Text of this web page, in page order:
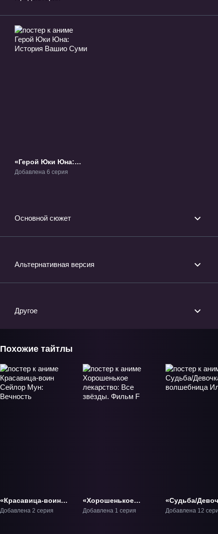
«Герой Юки Юна:
История Вашио
Добавлена 6 серия
Основной сюжет
Альтернативная версия
Другое
Похожие тайтлы
«Красавица-воин
Сейлор Мун:
Добавлена 2 серия
«Хорошенькое
лекарство: Все
Добавлена 1 серия
«Судьба/
волшебница
Добавлена 12